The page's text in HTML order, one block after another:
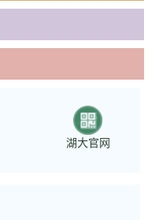
湖大官网